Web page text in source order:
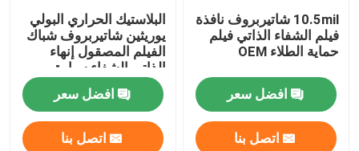
10.5mil شاتيربروف نافذة
فيلم الشفاء الذاتي فيلم
حماية الطلاء OEM
افضل سعر
اتصل بنا
البلاستيك الحراري البولي
يوريثين شاتيربروف شباك
الفيلم المصقول إنهاء
الذاتي الشفاء سيارة
التفاف
افضل سعر
اتصل بنا